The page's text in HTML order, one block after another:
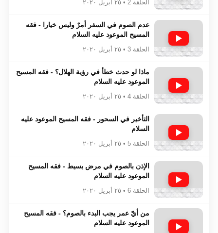
الحلقة 2 • ٢٥ أبريل ٢٠٢٠
عدم الصوم في السفر أمرٌ وليس خيارا - فقه
المسيح الموعود عليه السلام
الحلقة 3 • ٢٥ أبريل ٢٠٢٠
ماذا لو حدث خطأ في رؤية الهلال؟ - فقه المسيح
الموعود عليه السلام
الحلقة 4 • ٢٥ أبريل ٢٠٢٠
التأخير في السحور - فقه المسيح الموعود عليه
السلام
الحلقة 5 • ٢٥ أبريل ٢٠٢٠
الإذن بالصوم في مرض بسيط - فقه المسيح
الموعود عليه السلام
الحلقة 6 • ٢٥ أبريل ٢٠٢٠
من أيّ عمر يجب البدء بالصوم؟ - فقه المسيح
الموعود عليه السلام